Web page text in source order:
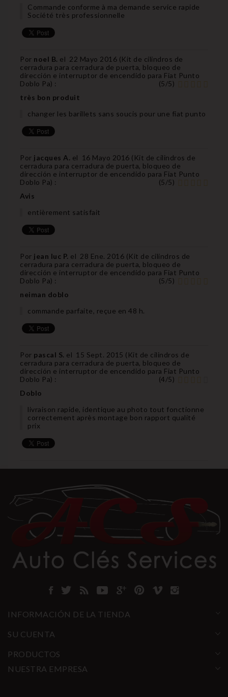
Commande conforme à ma demande service rapide
Société très professionnelle
Por noel B. el 22 Mayo 2016 (Kit de cilindros de
cerradura para cerradura de puerta, bloqueo de
dirección e interruptor de encendido para Fiat Punto
Doblo Pa) : (5/5)
très bon produit
changer les barillets sans soucis pour une fiat punto
Por jacques A. el 16 Mayo 2016 ( Kit de cilindros de
cerradura para cerradura de puerta, bloqueo de
dirección e interruptor de encendido para Fiat Punto
Doblo Pa) : (5/5)
Avis
entièrement satisfait
Por jean luc P. el 28 Ene. 2016 (Kit de cilindros de
cerradura para cerradura de puerta, bloqueo de
dirección e interruptor de encendido para Fiat Punto
Doblo Pa) : (5/5)
neiman doblo
commande parfaite, reçue en 48 h.
Por pascal S. el 15 Sept. 2015 ( Kit de cilindros de
cerradura para cerradura de puerta, bloqueo de
dirección e interruptor de encendido para Fiat Punto
Doblo Pa) : (4/5)
Doblo
livraison rapide, identique au photo tout fonctionne
correctement après montage bon rapport qualité
prix
INFORMACIÓN DE LA TIENDA
SU CUENTA
PRODUCTOS
NUESTRA EMPRESA